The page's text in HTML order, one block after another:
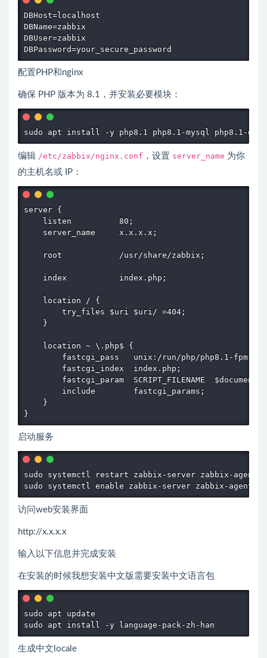
DBHost=localhost
DBName=zabbix
DBUser=zabbix
DBPassword=your_secure_password
配置PHP和nginx
确保 PHP 版本为 8.1，并安装必要模块：
sudo apt install -y php8.1 php8.1-mysql php8.1-gd
编辑 /etc/zabbix/nginx.conf ，设置 server_name 为你
的主机名或 IP：
server {
    listen          80;
    server_name     x.x.x.x;
    root            /usr/share/zabbix;
    index           index.php;
    location / {
        try_files $uri $uri/ =404;
    }
    location ~ \.php$ {
fastcgi_pass   unix:/run/php/php8.1-
        fastcgi_index  index.php;
fastcgi_param  SCRIPT_FILENAME
        include        fastcgi_params;
    }
}
启动服务
sudo systemctl restart zabbix-server zabbix-agent2
sudo systemctl enable zabbix-server zabbix-agent2
访问web安装界面
http://x.x.x.x
输入以下信息并完成安装
在安装的时候我想安装中文版需要安装中文语言包
sudo apt update
生成中文locale